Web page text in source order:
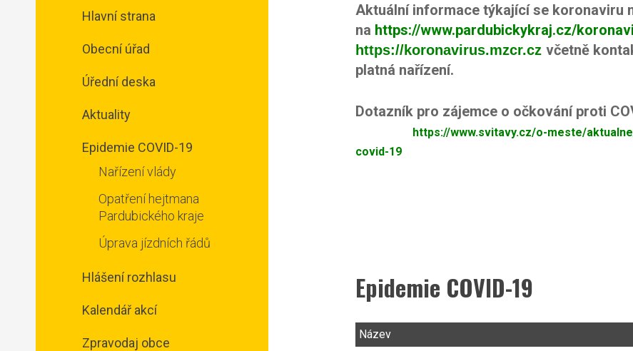
Hlavní strana
Obecní úřad
Úřední deska
Aktuality
Epidemie COVID-19
Nařízení vlády
Opatření hejtmana
Pardubického kraje
Úprava jízdních řádů
Hlášení rozhlasu
Kalendář akcí
Zpravodaj obce
Aktuální informace týkající se koronaviru
na https://www.pardubickykraj.cz/
https://koronavirus.mzcr.cz včetně
platná nařízení.
Dotazník pro zájemce o
https://www.svitavy.cz/o-meste/
covid-19
Epidemie COVID-19
Název